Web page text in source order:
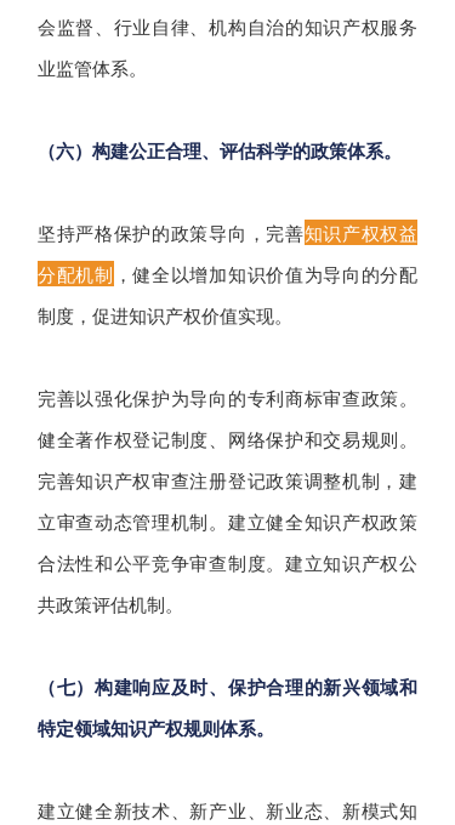
会监督、行业自律、机构自治的知识产权服务
业监管体系。
（六）构建公正合理、评估科学的政策体系。
坚持严格保护的政策导向，完善知识产权权益
分配机制 ，健全以增加知识价值为导向的分配
制度，促进知识产权价值实现。
完善以强化保护为导向的专利商标审查政策。
健全著作权登记制度、网络保护和交易规则。
完善知识产权审查注册登记政策调整机制，建
立审查动态管理机制。建立健全知识产权政策
合法性和公平竞争审查制度。建立知识产权公
共政策评估机制。
（七）构建响应及时、保护合理的新兴领域和
特定领域知识产权规则体系。
建立健全新技术、新产业、新业态、新模式知